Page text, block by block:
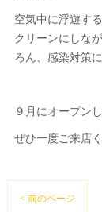
空気中に浮遊す
クリーンにしな
ろん、感染対策
９月にオープン
ぜひ一度ご来店
< 前のページ